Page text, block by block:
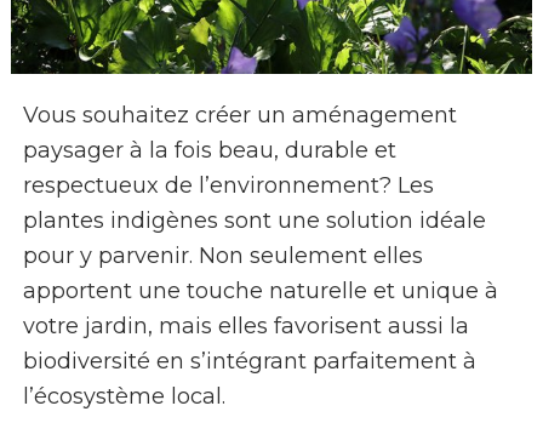
Vous souhaitez créer un aménagement
paysager à la fois beau, durable et
respectueux de l’environnement? Les
plantes indigènes sont une solution idéale
pour y parvenir. Non seulement elles
apportent une touche naturelle et unique à
votre jardin, mais elles favorisent aussi la
biodiversité en s’intégrant parfaitement à
l’écosystème local.